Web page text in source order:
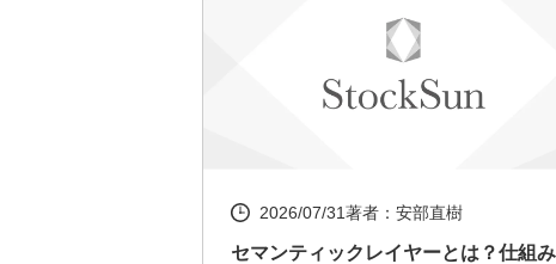
2026/07/31著者：安部直樹
セマンティックレイヤーとは？仕組み